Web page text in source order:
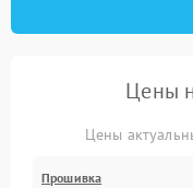
Цены
Цены
Прошивка